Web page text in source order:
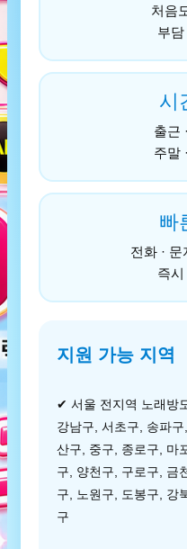
처음
부
시
출근
주말
빠
전화 · 문
즉
지원 가능 지역
✔ 서울 전지역 노래방
강남구, 서초구, 송파
산구, 중구, 종로구, 마
구, 양천구, 구로구, 금
구, 노원구, 도봉구, 강
구